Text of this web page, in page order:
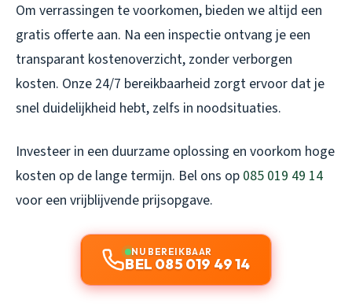
Om verrassingen te voorkomen, bieden we altijd een
gratis offerte aan. Na een inspectie ontvang je een
transparant kostenoverzicht, zonder verborgen
kosten. Onze 24/7 bereikbaarheid zorgt ervoor dat je
snel duidelijkheid hebt, zelfs in noodsituaties.
Investeer in een duurzame oplossing en voorkom hoge
kosten op de lange termijn. Bel ons op 085 019 49 14
voor een vrijblijvende prijsopgave.
NU BEREIKBAAR
BEL 085 019 49 14